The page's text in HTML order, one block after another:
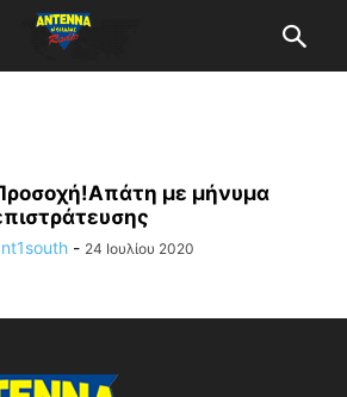
με μήνυμα
- 24 Ιουλίου 2020